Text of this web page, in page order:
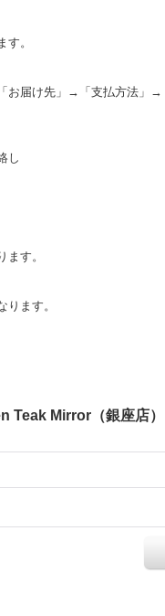
。
お届け先」→「支払方法」
し
す。
ます。
Mirror（銀座店）